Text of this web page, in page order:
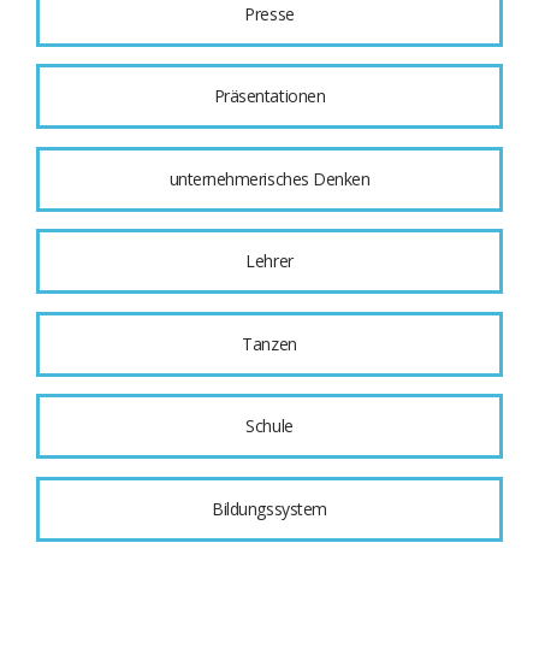
Presse
Präsentationen
unternehmerisches Denken
Lehrer
Tanzen
Schule
Bildungssystem